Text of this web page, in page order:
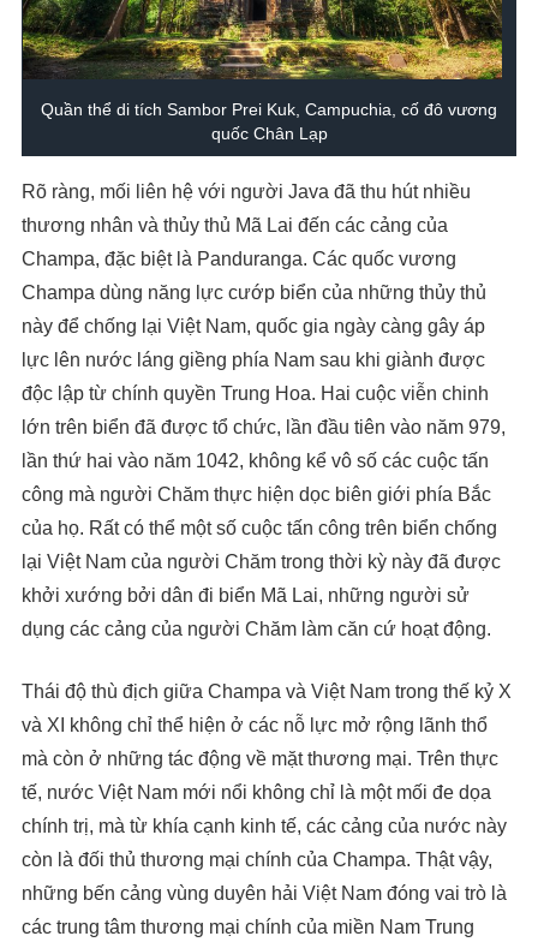
Quần thể di tích Sambor Prei Kuk, Campuchia, cố đô vương
quốc Chân Lạp
Rõ ràng, mối liên hệ với người Java đã thu hút nhiều
thương nhân và thủy thủ Mã Lai đến các cảng của
Champa, đặc biệt là Panduranga. Các quốc vương
Champa dùng năng lực cướp biển của những thủy thủ
này để chống lại Việt Nam, quốc gia ngày càng gây áp
lực lên nước láng giềng phía Nam sau khi giành được
độc lập từ chính quyền Trung Hoa. Hai cuộc viễn chinh
lớn trên biển đã được tổ chức, lần đầu tiên vào năm 979,
lần thứ hai vào năm 1042, không kể vô số các cuộc tấn
công mà người Chăm thực hiện dọc biên giới phía Bắc
của họ. Rất có thể một số cuộc tấn công trên biển chống
lại Việt Nam của người Chăm trong thời kỳ này đã được
khởi xướng bởi dân đi biển Mã Lai, những người sử
dụng các cảng của người Chăm làm căn cứ hoạt động.
Thái độ thù địch giữa Champa và Việt Nam trong thế kỷ X
và XI không chỉ thể hiện ở các nỗ lực mở rộng lãnh thổ
mà còn ở những tác động về mặt thương mại. Trên thực
tế, nước Việt Nam mới nổi không chỉ là một mối đe dọa
chính trị, mà từ khía cạnh kinh tế, các cảng của nước này
còn là đối thủ thương mại chính của Champa. Thật vậy,
những bến cảng vùng duyên hải Việt Nam đóng vai trò là
các trung tâm thương mại chính của miền Nam Trung